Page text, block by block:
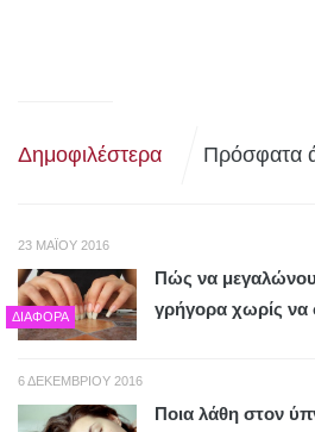
Δημοφιλέστερα Πρόσφατα
23 ΜΑΪ́ΟΥ 2016
ΔΙΆΦΟΡΑ
Πώς να
γρήγορα χωρίς να
6 ΔΕΚΕΜΒΡΊΟΥ 2016
Ποια λάθη στον